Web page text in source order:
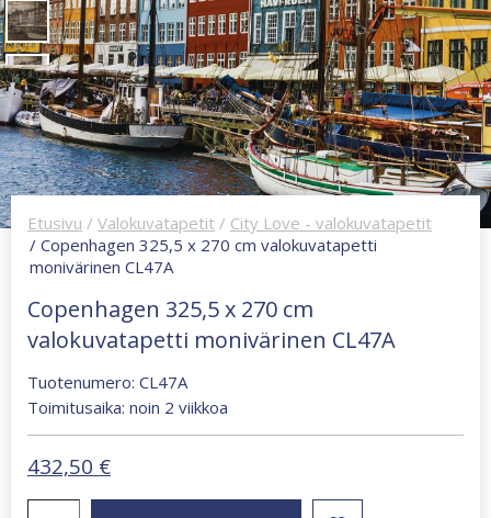
Etusivu / Valokuvatapetit / City Love - valokuvatapetit
/ Copenhagen 325,5 x 270 cm valokuvatapetti
monivärinen CL47A
Copenhagen 325,5 x 270 cm
valokuvatapetti monivärinen CL47A
Tuotenumero: CL47A
Toimitusaika: noin 2 viikkoa
432,50 €